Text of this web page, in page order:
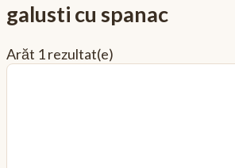
galusti cu spanac
Arăt 1 rezultat(e)